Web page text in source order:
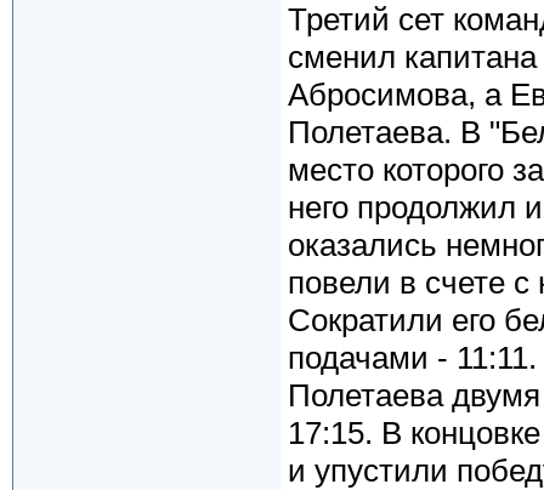
Третий сет
сменил капитана
Абросимова, а
Полетаева. В
место которого
него продолжил
оказались
повели в счете
Сократили его
подачами -
Полетаева
17:15. В
и упустили